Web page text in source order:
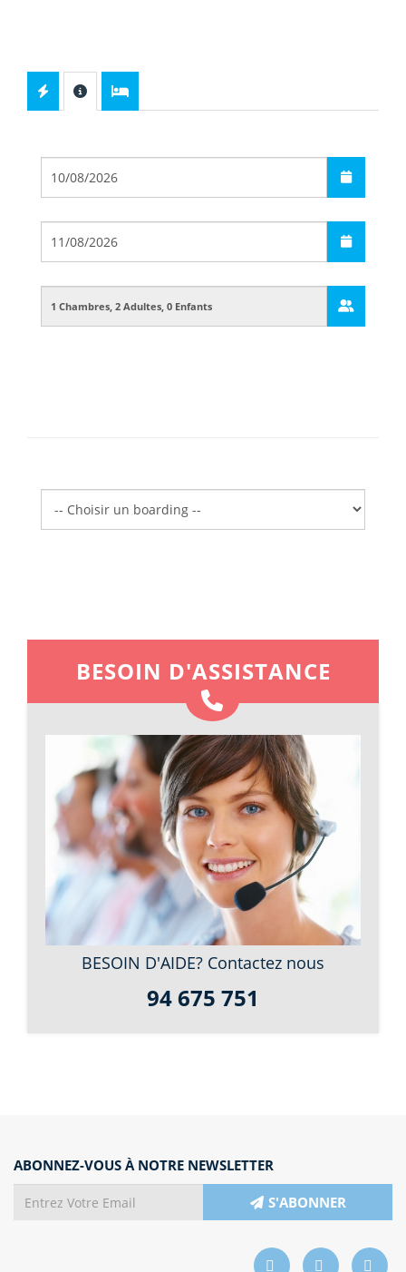
BESOIN D'ASSISTANCE
BESOIN D'AIDE? Contactez nous
94 675 751
ABONNEZ-VOUS À NOTRE NEWSLETTER
S'ABONNER